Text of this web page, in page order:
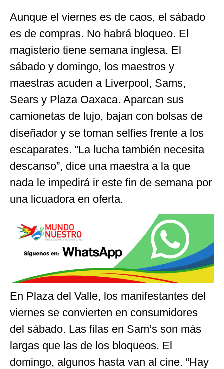
Aunque el viernes es de caos, el sábado
es de compras. No habrá bloqueo. El
magisterio tiene semana inglesa. El
sábado y domingo, los maestros y
maestras acuden a Liverpool, Sams,
Sears y Plaza Oaxaca. Aparcan sus
camionetas de lujo, bajan con bolsas de
diseñador y se toman selfies frente a los
escaparates. “La lucha también necesita
descanso”, dice una maestra a la que
nada le impedirá ir este fin de semana por
una licuadora en oferta.
En Plaza del Valle, los manifestantes del
viernes se convierten en consumidores
del sábado. Las filas en Sam’s son más
largas que las de los bloqueos. El
domingo, algunos hasta van al cine. “Hay